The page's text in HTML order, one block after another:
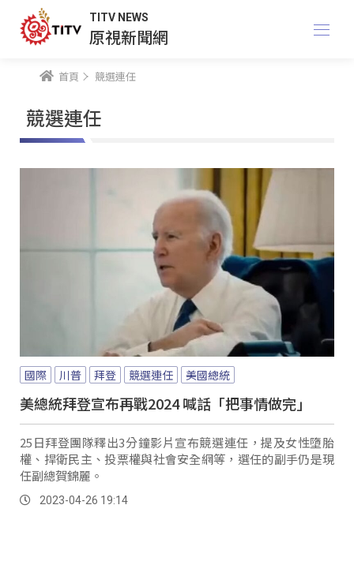
TITV NEWS
原視新聞網
首頁 競選連任
競選連任
國際 川普 拜登 競選連任 美國總統
美總統拜登宣布再戰2024 喊話「把事情做完」
25日拜登團隊釋出3分鐘影片宣布競選連任，提及女性墮胎
權、捍衛民主、投票權與社會安全網等，選任的副手仍是現
任副總賀錦麗。
2023-04-26 19:14